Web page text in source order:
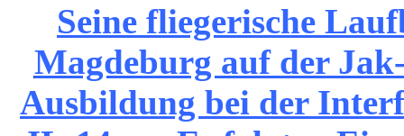
Seine fliegerische
Magdeburg auf der
Ausbildung bei der